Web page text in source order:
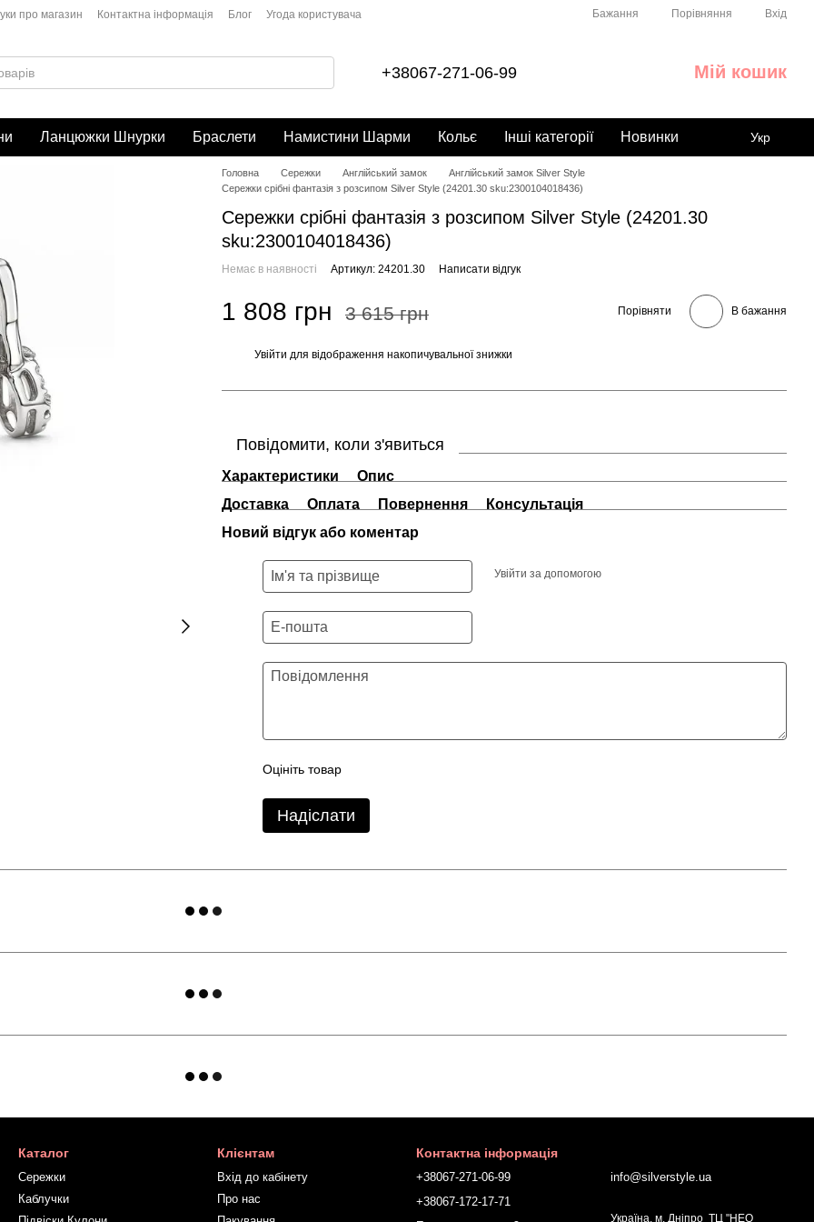
про магазин Контактна інформація Блог Угода користувача Бажання Порівняння Вхід
+38067-271-06-99 Мій кошик
Ланцюжки Шнурки Браслети Намистини Шарми Кольє Інші категорії Новинки Укр
Головна Сережки Англійський замок
Англійський замок Silver Style
Сережки срібні фантазія з розсипом Silver Style (24201.30 sku:2300104018436)
Сережки срібні фантазія з розсипом Silver Style (24201.30
sku:2300104018436)
Немає в наявності Артикул: 24201.30 Написати відгук
1 808 грн 3 615 грн Порівняти В бажання
Увійти для відображення накопичувальної знижки
Повідомити, коли з'явиться
Характеристики
Опис
Доставка
Оплата Повернення
Консультація
Новий відгук або коментар
Увійти за допомогою
Оцініть товар
Надіслати
Каталог
Сережки
Каблучки
Клієнтам
Вхід до кабінету
Про нас
Контактна інформація
+38067-271-06-99
+38067-172-17-71
info@silverstyle.ua
Україна, м. Дніпро ТЦ "НЕО